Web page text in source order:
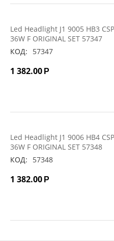
Led Headlight J1 9005 HB3
36W F ORIGINAL SET 57347
КОД:
57347
1 382.00 Р
Led Headlight J1 9006 HB4
36W F ORIGINAL SET 57348
КОД:
57348
1 382.00 Р